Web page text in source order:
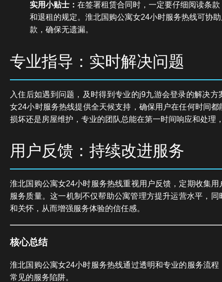
实用小贴士： 在签署租赁合同时，一定要仔细阅读条
和退租的规定。淮北国购公寓女24小时服务热线可协
款，确保无遗漏。
专业指导：实时解决问题
入住后如遇到问题，及时得到专业的j9九游会登录的解决
女24小时服务热线提供全天候支持，确保用户在任何时间
损坏还是房屋维护，专业的团队总能在第一时间响应和处理
用户反馈：持续改进服务
淮北国购公寓女24小时服务热线重视用户反馈，定期收集
服务质量。这一机制不仅帮助公寓管理方提升运营水平，
和关怀，从而增强服务体验的信任感。
核心总结
淮北国购公寓女24小时服务热线通过透明和专业的服务流
常见的服务陷阱。